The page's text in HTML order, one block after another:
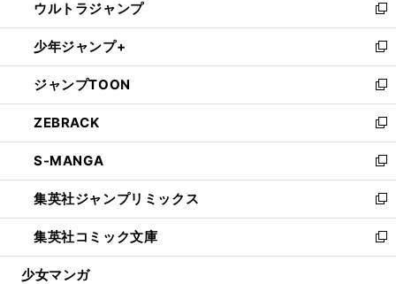
く
で
開
く
ド
ウ
で
開
く
ィ
ン
ド
ウ
で
開
く
い
ウ
ィ
ン
ド
ウ
で
開
く
ウルトラジャンプ
新
し
い
ウ
ィ
ン
ド
ウ
で
開
く
少年ジャンプ+
新
し
い
ウ
ィ
ン
ド
ウ
で
開
く
ジャンプTOON
新
し
い
ウ
ィ
ン
ド
ウ
で
開
ZEBRACK
新
し
い
ウ
ィ
ン
ド
ウ
S-MANGA
新
し
い
ウ
ィ
ン
集英社ジャンプリミックス
新
し
い
ウ
集英社コミック文庫
新
し
少女マンガ